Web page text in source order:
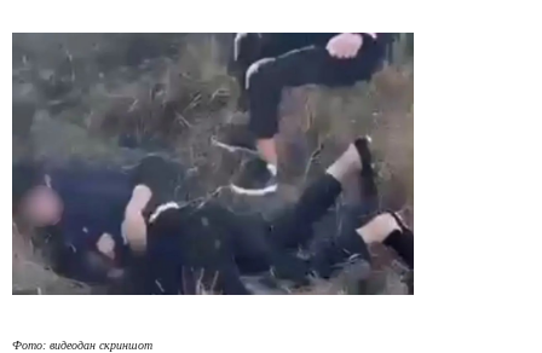
Фото: видеодан скриншот